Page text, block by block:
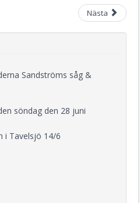
Nästa
Sandströms såg &
söndag den 28 juni
i Tavelsjö 14/6